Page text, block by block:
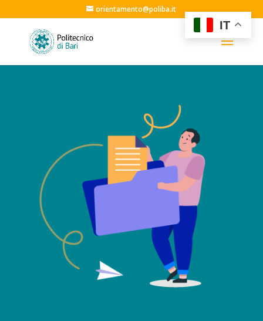
orientamento@poliba.it
IT